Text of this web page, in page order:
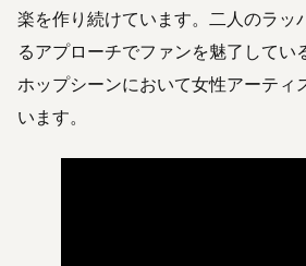
楽を作り続けています。二人のラッ
るアプローチでファンを魅了してい
ホップシーンにおいて女性アーティ
います。